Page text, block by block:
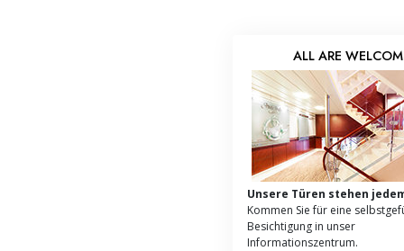
ALL ARE
Unsere Türen stehen
Kommen Sie für eine
Besichtigung in unser
Informationszentrum.